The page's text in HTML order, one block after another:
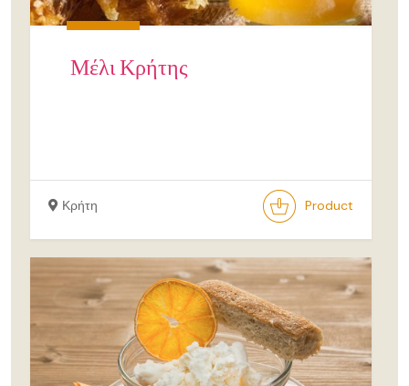
Μέλι Κρήτης
Κρήτη Product